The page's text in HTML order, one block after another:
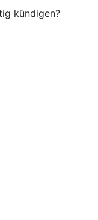
kündigen?